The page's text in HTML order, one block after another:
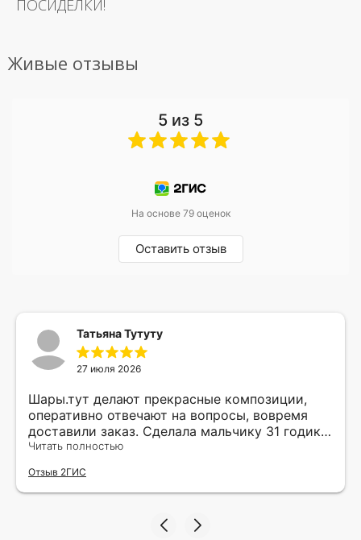
ПОСИДЕЛКИ!
Живые отзывы
5 из 5
На основе 79 оценок
Оставить отзыв
Татьяна Тутуту
27 июля 2026
Шары.тут делают прекрасные композиции,
оперативно отвечают на вопросы, вовремя
доставили заказ. Сделала мальчику 31 годик
сюрприз, был такой счастливый! Балуйте
радость друг другу в такое непростое время.
А шарики это самое простое и милое для
шары.тут и благодарю милейшую владелецу
Читать полностью
Отзыв 2ГИС